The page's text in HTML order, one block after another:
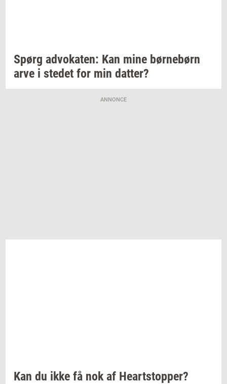
Spørg ad­vo­ka­ten: Kan mine bør­ne­børn
arve i ste­det for min dat­ter?
ANNONCE
Kan du ikke få nok af Heart­stop­per?